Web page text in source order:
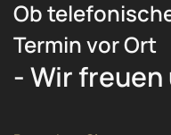
Ob
Termin vor Ort
- Wir freuen